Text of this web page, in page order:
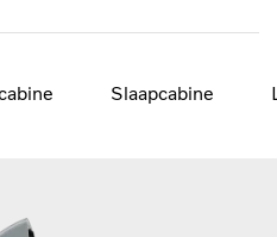
Slaapcabine